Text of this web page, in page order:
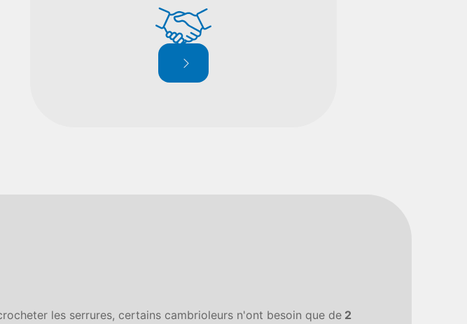
les serrures, certains cambrioleurs n'ont besoin que de 2